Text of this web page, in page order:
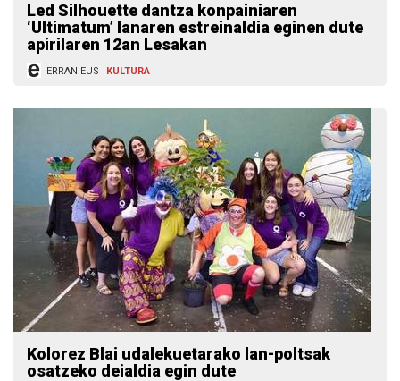
Led Silhouette dantza konpainiaren
‘Ultimatum’ lanaren estreinaldia eginen dute
apirilaren 12an Lesakan
ERRAN.EUS KULTURA
Kolorez Blai udalekuetarako lan-poltsak
osatzeko deialdia egin dute